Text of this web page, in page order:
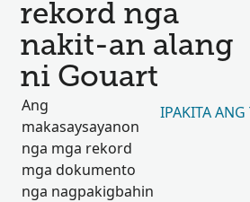
rekord nga
nakit-an alang
ni Gouart
Ang
makasaysayanon
nga mga rekord
mga dokumento
nga nagpakigbahin
IPAKITA ANG